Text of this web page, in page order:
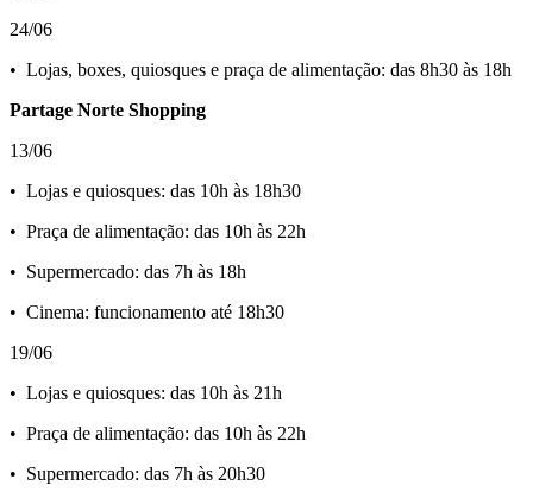
24/06
•⁠ ⁠Lojas, boxes, quiosques e praça de alimentação: das 8h30 às 18h
Partage Norte Shopping
13/06
•⁠ ⁠Lojas e quiosques: das 10h às 18h30
•⁠ ⁠Praça de alimentação: das 10h às 22h
•⁠ ⁠Supermercado: das 7h às 18h
•⁠ ⁠Cinema: funcionamento até 18h30
19/06
•⁠ ⁠Lojas e quiosques: das 10h às 21h
•⁠ ⁠Praça de alimentação: das 10h às 22h
•⁠ ⁠Supermercado: das 7h às 20h30